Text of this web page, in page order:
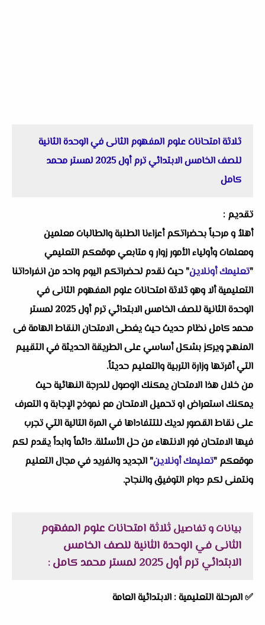
ثلاثة امتحانات علوم المفهوم الثانى في الوحدة الثانية
للصف الخامس الابتدائي ترم أول 2025 لمستر محمد
كامل
تقديم :
أهلاُ و مرحباً بحضراتكم أعزاءنا الطلبة والطالبات معلمين
ومعلمات وأولياء الأمور زوار و متابعي موقعكم التعليمي
"تعليمك أونلاين" حيث نقدم لحضراتكم اليوم واحد من انفراداتنا
التعليمية ألا وهو ثلاثة امتحانات علوم المفهوم الثانى في
الوحدة الثانية للصف الخامس الابتدائي ترم أول 2025 لمستر
محمد كامل نظام حديث حيث يغطى الامتحان النقاط الهامة فى
المنهج ويركز بشكل أساسي على الطريقة الحديثة في التقييم
التي أقرتها وزارة التربية والتعليم حديثاً.
من خلال هذا الامتحان يمكنك الوصول للدرجة النهائية حيث
يمكنك استعراض او تحميل الامتحان مع نموذج الإجابة و التعرف
على نقاط القصور لديك للتتفاداها في المرة التالية التي تجرب
فيها الامتحان فور الانتهاء من حل الأسئلة. دائماً وابداً يقدم لكم
موقعكم "تعليمك أونلاين" الجديد والفريد في مجال التعليم
ونتمنى لكم دوام التوفيق والنجاح.
بيانات و تفاصيلثلاثة امتحانات علوم المفهوم
الثانى في الوحدة الثانية للصف الخامس
الابتدائي ترم أول 2025 لمستر محمد كامل
:
✅المرحلة التعليمية : الابتدائية العامة